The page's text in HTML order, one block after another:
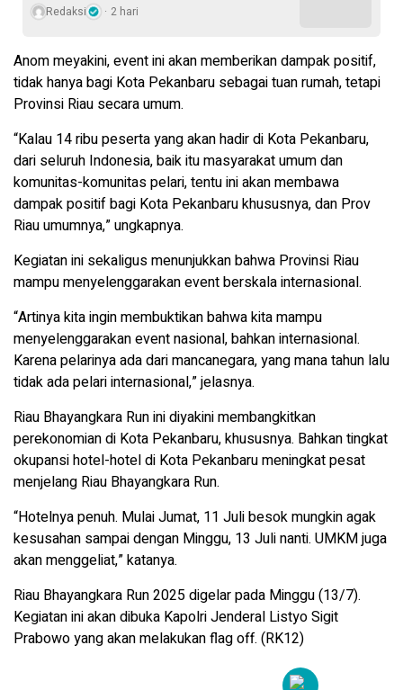
Redaksi 2 hari
Anom meyakini, event ini akan memberikan dampak positif,
tidak hanya bagi Kota Pekanbaru sebagai tuan rumah, tetapi
Provinsi Riau secara umum.
“Kalau 14 ribu peserta yang akan hadir di Kota Pekanbaru,
dari seluruh Indonesia, baik itu masyarakat umum dan
komunitas-komunitas pelari, tentu ini akan membawa
dampak positif bagi Kota Pekanbaru khususnya, dan Prov
Riau umumnya,” ungkapnya.
Kegiatan ini sekaligus menunjukkan bahwa Provinsi Riau
mampu menyelenggarakan event berskala internasional.
“Artinya kita ingin membuktikan bahwa kita mampu
menyelenggarakan event nasional, bahkan internasional.
Karena pelarinya ada dari mancanegara, yang mana tahun lalu
tidak ada pelari internasional,” jelasnya.
Riau Bhayangkara Run ini diyakini membangkitkan
perekonomian di Kota Pekanbaru, khususnya. Bahkan tingkat
okupansi hotel-hotel di Kota Pekanbaru meningkat pesat
menjelang Riau Bhayangkara Run.
“Hotelnya penuh. Mulai Jumat, 11 Juli besok mungkin agak
kesusahan sampai dengan Minggu, 13 Juli nanti. UMKM juga
akan menggeliat,” katanya.
Riau Bhayangkara Run 2025 digelar pada Minggu (13/7).
Kegiatan ini akan dibuka Kapolri Jenderal Listyo Sigit
Prabowo yang akan melakukan flag off. (RK12)